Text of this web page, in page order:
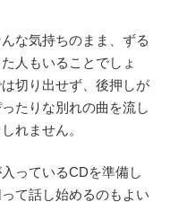
な気持ちのまま、ずる
人もいることでしょ
切り出せず、後押しが
たりな別れの曲を流し
れません。
っているCDを準備し
て話し始めるのもよい